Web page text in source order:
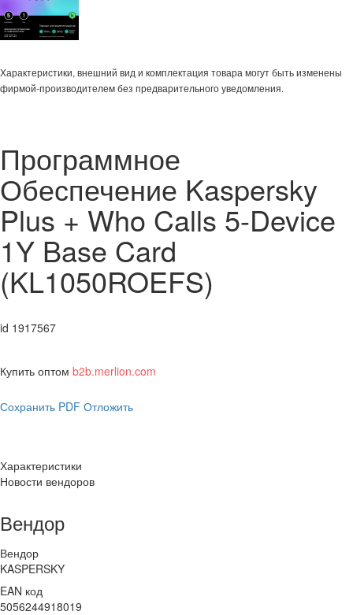
Характеристики, внешний вид и комплектация товара могут быть изменены
фирмой-производителем без предварительного уведомления.
Программное
Обеспечение Kaspersky
Plus + Who Calls 5-Device
1Y Base Card
(KL1050ROEFS)
id 1917567
Купить оптом b2b.merlion.com
Сохранить PDF Отложить
Характеристики
Новости вендоров
Вендор
Вендор
KASPERSKY
EAN код
5056244918019